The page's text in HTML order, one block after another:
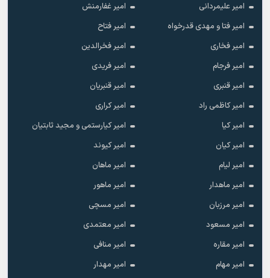
امیر علیمردانی
امیر غفارمنش
امیر فتا و مهدی قدرخواه
امیر فتاح
امیر فخاری
امیر فخرالدین
امیر فرجام
امیر فریدی
امیر قنبری
امیر قنبریان
امیر کاظمی راد
امیر کراری
امیر کیا
امیر کیارستمی و مجید ثابتیان
امیر کیان
امیر کیوند
امیر لیام
امیر ماهان
امیر ماهدار
امیر ماهور
امیر مرزبان
امیر مسچی
امیر مسعود
امیر معتمدی
امیر مقاره
امیر منافی
امیر مهام
امیر مهدار